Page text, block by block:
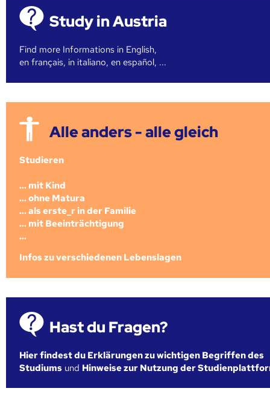
Study in Austria
Find more Informations in English,
en français, in italiano, en español, ...
Alle anders - alle gleich
Studieren
... mit Kind
... ohne Matura
... als erste_r in der Familie
... mit Beeinträchtigung
...
Infos zu verschiedenen Lebenslagen
Hast du Fragen?
Hier findest du Erklärungen zu wichtigen Begriffen des
Studiums und Hinweise zur Nutzung der